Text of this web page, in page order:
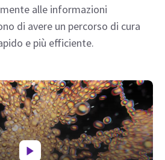
alle informazioni
di avere un percorso di cura
e più efficiente.